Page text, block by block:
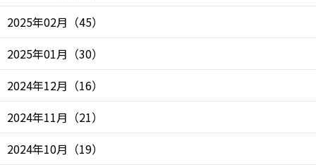
2025年02月 （45）
2025年01月 （30）
2024年12月 （16）
2024年11月 （21）
2024年10月 （19）